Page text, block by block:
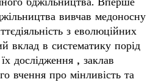
вивчав медоносну
з еволюційних
вклад в систематику порід
дослідження , заклав
вчення про мінливість та